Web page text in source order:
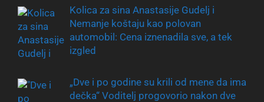
Kolica za sina Anastasije Gudelj i
Nemanje koštaju kao polovan
automobil: Cena iznenadila sve, a tek
izgled
„Dve i po godine su krili od mene da ima
dečka“ Voditelj progovorio nakon dve